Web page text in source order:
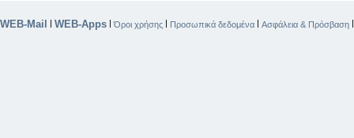
WEB-Mail | WEB-Apps |Όροι χρήσης | Προσωπικά δεδομένα | Ασφάλεια & Πρόσβαση